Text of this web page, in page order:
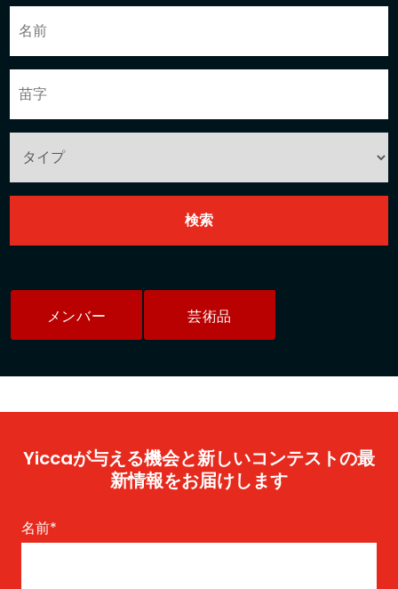
メンバー 芸術品
Yiccaが与える機会と新しいコンテストの最
新情報をお届けします
名前*